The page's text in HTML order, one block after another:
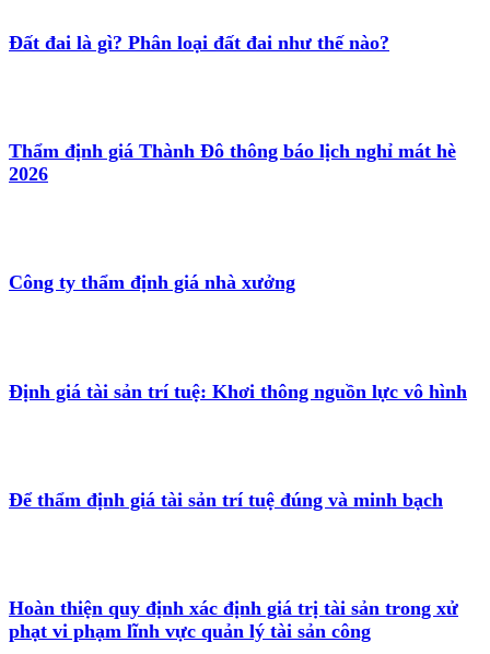
Đất đai là gì? Phân loại đất đai như thế nào?
Thẩm định giá Thành Đô thông báo lịch nghỉ mát hè
2026
Công ty thẩm định giá nhà xưởng
Định giá tài sản trí tuệ: Khơi thông nguồn lực vô hình
Để thẩm định giá tài sản trí tuệ đúng và minh bạch
Hoàn thiện quy định xác định giá trị tài sản trong xử
phạt vi phạm lĩnh vực quản lý tài sản công